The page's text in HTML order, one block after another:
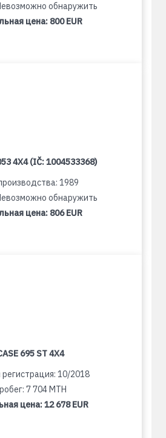
обнаружить
цена: 800 EUR
4X4 (IČ: 1004533368)
1989
обнаружить
цена: 806 EUR
695 ST 4X4
10/2018
7 704 MTH
цена:12 678 EUR